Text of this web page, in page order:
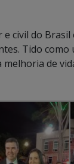
civil do Brasil
Tido como
de